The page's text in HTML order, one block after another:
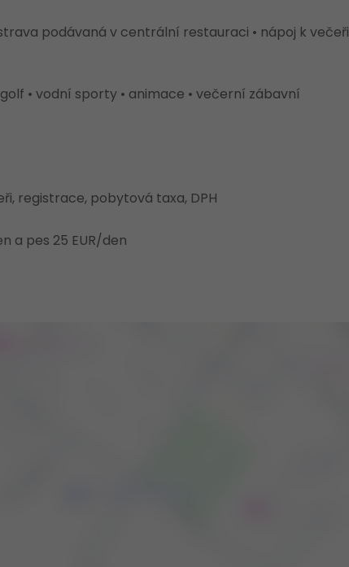
podávaná v centrální restauraci • nápoj k večeři
• vodní sporty • animace • večerní zábavní
registrace, pobytová taxa, DPH
a pes 25 EUR/den